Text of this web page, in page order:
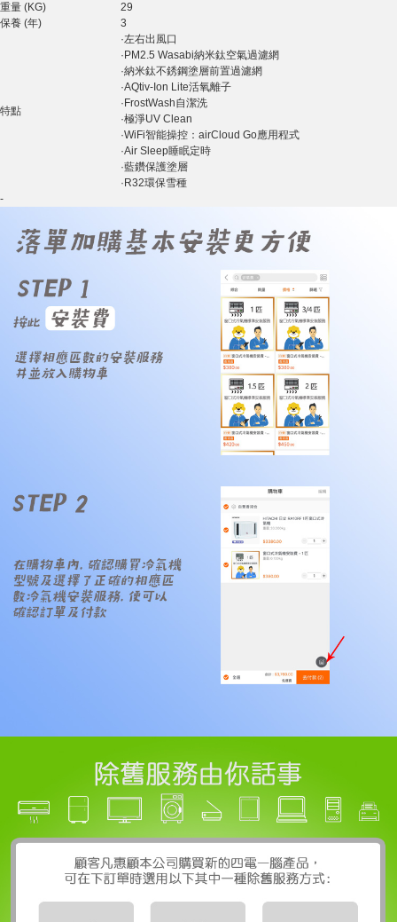
重量 (KG)
29
保養 (年)
3
特點
·左右出風口
·PM2.5 Wasabi納米鈦空氣過濾網
·納米鈦不銹鋼塗層前置過濾網
·AQtiv-Ion Lite活氧離子
·FrostWash自潔洗
·極淨UV Clean
·WiFi智能操控：airCloud Go應用程式
·Air Sleep睡眠定時
·藍鑽保護塗層
·R32環保雪種
-